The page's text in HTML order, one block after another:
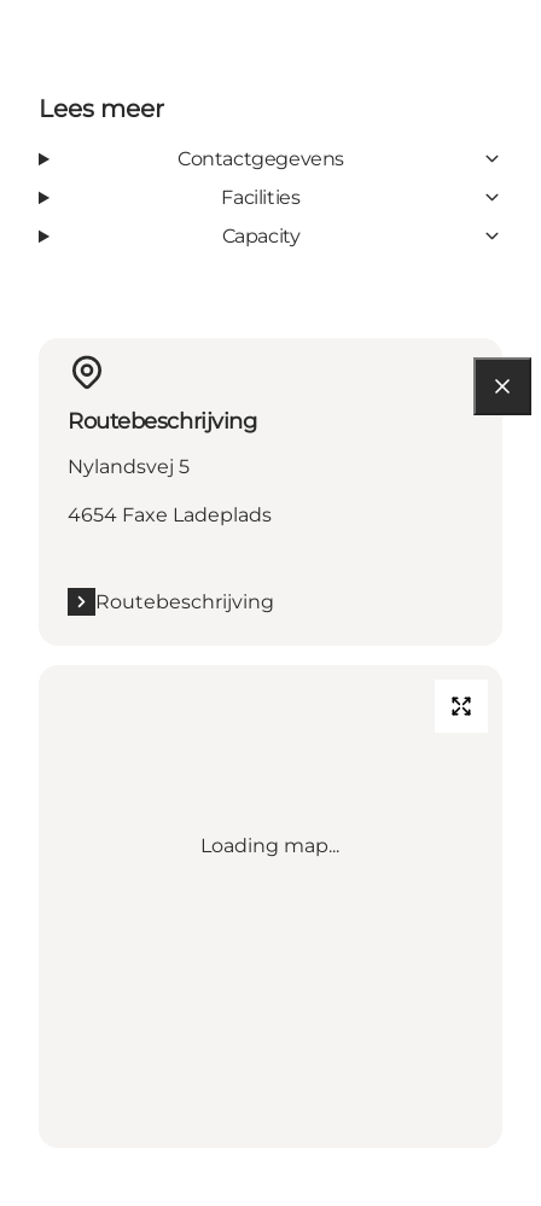
Lees meer
Contactgegevens
Facilities
Capacity
Routebeschrijving
Nylandsvej 5
4654 Faxe Ladeplads
Routebeschrijving
Loading map...